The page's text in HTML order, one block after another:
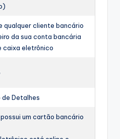
qualquer cliente bancário
da sua conta bancária
caixa eletrônico
de Detalhes
um cartão bancário